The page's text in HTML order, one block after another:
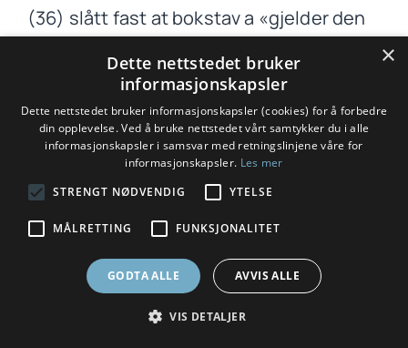
(36) slått fast at bokstav a «gjelder den
aktuelle sykdommen og den aktuelle
påvirkning».
Det er ikke bestridt at A har vært utsatt
for mykotoksiner med toksisk effekt
mens han arbeidet for X Production i
[adresse]. Det er heller ikke bestridt at
han høsten 2005 fikk symptomer som
økt trettbarhet, tungpustethet og
×
Dette nettstedet bruker
informasjonskapsler
Dette nettstedet bruker informasjonskapsler (cookies) for å forbedre
din opplevelse. Ved å bruke nettstedet vårt samtykker du i alle
informasjonskapsler i samsvar med retningslinjene våre for
informasjonskapsler. Les mer
STRENGT NØDVENDIG
YTELSE
MÅLRETTING FUNKSJONALITET
GODTA ALLE AVVIS ALLE
VIS DETALJER